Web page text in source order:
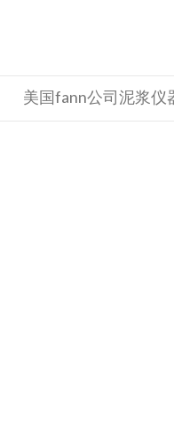
美国fann公司泥浆仪